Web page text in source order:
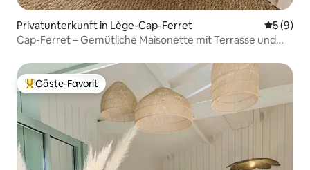
Privatunterkunft in Lège-Cap-Ferret
5 (9)
Cap-Ferret – Gemütliche Maisonette mit Terrasse und
Beliebter Gäste-Favorit.
Gäste-Favorit